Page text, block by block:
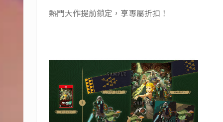
熱門大作提前鎖定，享專屬折扣！